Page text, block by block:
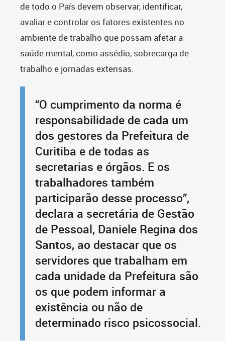
de todo o País devem observar, identificar,
avaliar e controlar os fatores existentes no
ambiente de trabalho que possam afetar a
saúde mental, como assédio, sobrecarga de
trabalho e jornadas extensas.
“O cumprimento da norma é
responsabilidade de cada um
dos gestores da Prefeitura de
Curitiba e de todas as
secretarias e órgãos. E os
trabalhadores também
participarão desse processo”,
declara a secretária de Gestão
de Pessoal, Daniele Regina dos
Santos, ao destacar que os
servidores que trabalham em
cada unidade da Prefeitura são
os que podem informar a
existência ou não de
determinado risco psicossocial.